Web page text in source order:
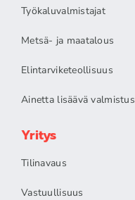
Työkaluvalmistajat
Metsä- ja maatalous
Elintarviketeollisuus
Ainetta lisäävä valmistus
Yritys
Tilinavaus
Vastuullisuus